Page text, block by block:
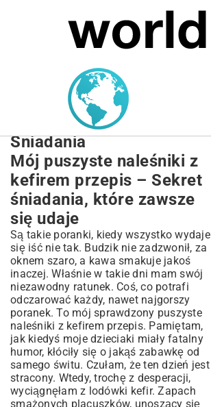
MARIUSZ ŁAMAGA 27.09.2025
Puszyste Naleśniki z
Kefirem Przepis – Sekret
Idealnie Miękkiego
Śniadania
Mój puszyste naleśniki z
kefirem przepis – Sekret
śniadania, które zawsze
się udaje
Są takie poranki, kiedy wszystko wydaje
się iść nie tak. Budzik nie zadzwonił, za
oknem szaro, a kawa smakuje jakoś
inaczej. Właśnie w takie dni mam swój
niezawodny ratunek. Coś, co potrafi
odczarować każdy, nawet najgorszy
poranek. To mój sprawdzony puszyste
naleśniki z kefirem przepis. Pamiętam,
jak kiedyś moje dzieciaki miały fatalny
humor, kłóciły się o jakąś zabawkę od
samego świtu. Czułam, że ten dzień jest
stracony. Wtedy, trochę z desperacji,
wyciągnęłam z lodówki kefir. Zapach
smażonych placuszków, unoszący się